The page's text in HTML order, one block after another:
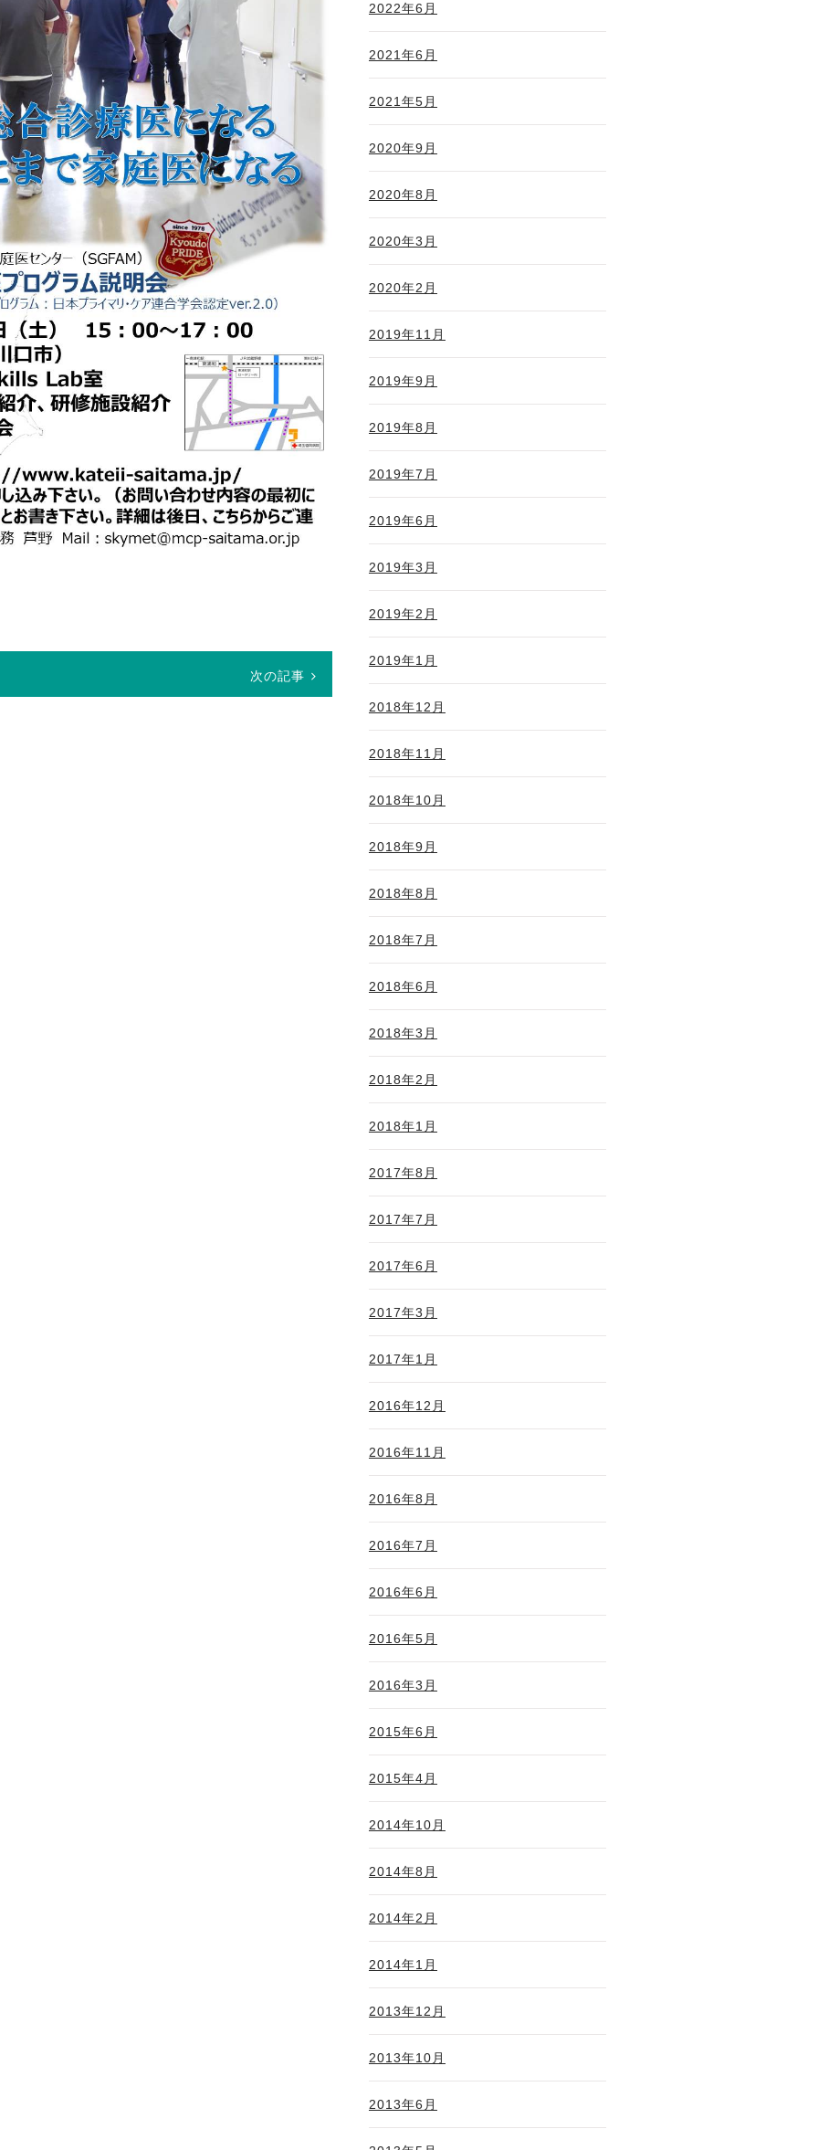
次の記事
2022年6月
2021年6月
2021年5月
2020年9月
2020年8月
2020年3月
2020年2月
2019年11月
2019年9月
2019年8月
2019年7月
2019年6月
2019年3月
2019年2月
2019年1月
2018年12月
2018年11月
2018年10月
2018年9月
2018年8月
2018年7月
2018年6月
2018年3月
2018年2月
2018年1月
2017年8月
2017年7月
2017年6月
2017年3月
2017年1月
2016年12月
2016年11月
2016年8月
2016年7月
2016年6月
2016年5月
2016年3月
2015年6月
2015年4月
2014年10月
2014年8月
2014年2月
2014年1月
2013年12月
2013年10月
2013年6月